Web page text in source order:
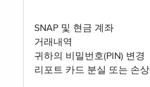
SNAP 및 현금 계좌
거래내역
귀하의 비밀번호(PIN) 변경
리포트 카드 분실 또는 손상